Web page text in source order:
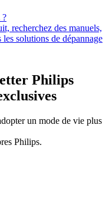
?
recherchez des manuels,
solutions de dépannage
Philips
un mode de vie plus
Philips.